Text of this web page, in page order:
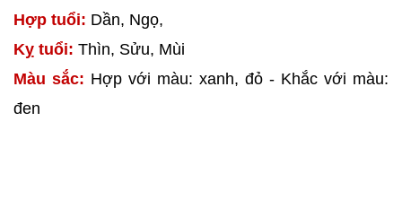
Hợp tuổi: Dần, Ngọ,
Kỵ tuổi: Thìn, Sửu, Mùi
Màu sắc: Hợp với màu: xanh, đỏ - Khắc với màu:
đen